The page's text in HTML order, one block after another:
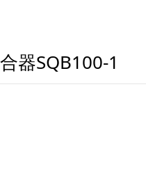
器SQB100-1